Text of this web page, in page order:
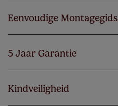
Eenvoudige Montagegids
5 Jaar Garantie
Kindveiligheid